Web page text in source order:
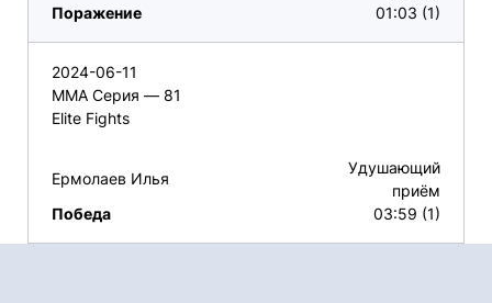
Поражение
01:03 (1)
2024-06-11
ММА Серия — 81
Elite Fights
Ермолаев Илья
Победа
Удушающий
приём
03:59 (1)